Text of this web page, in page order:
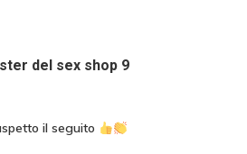
del sex shop 9
il seguito